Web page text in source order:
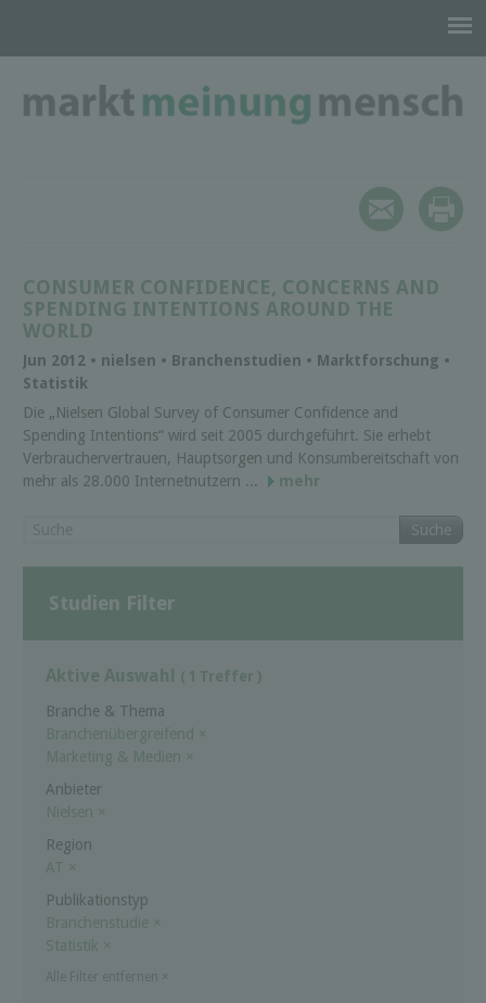
CONSUMER CONFIDENCE, CONCERNS AND
SPENDING INTENTIONS AROUND THE
WORLD
Jun 2012 • nielsen • Branchenstudien • Marktforschung •
Statistik
Die „Nielsen Global Survey of Consumer Confidence and
Spending Intentions“ wird seit 2005 durchgeführt. Sie erhebt
Verbrauchervertrauen, Hauptsorgen und Konsumbereitschaft von
mehr als 28.000 Internetnutzern ...
mehr
Suche
Studien Filter
Aktive Auswahl ( 1 Treffer )
Branche & Thema
Branchenübergreifend
×
Marketing & Medien ×
Anbieter
Nielsen ×
Region
AT ×
Publikationstyp
Branchenstudie ×
Statistik ×